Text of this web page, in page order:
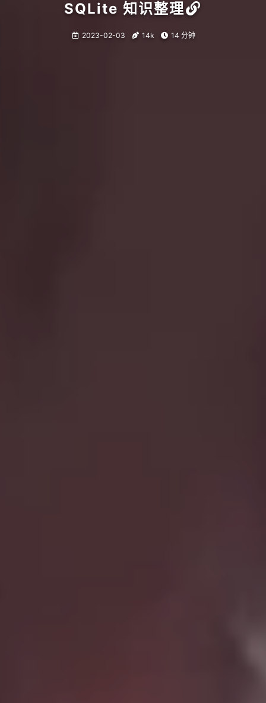
SQLite 知识整理
2023-02-03 14k 14 分钟